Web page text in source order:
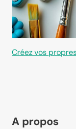
Créez vos
A propos